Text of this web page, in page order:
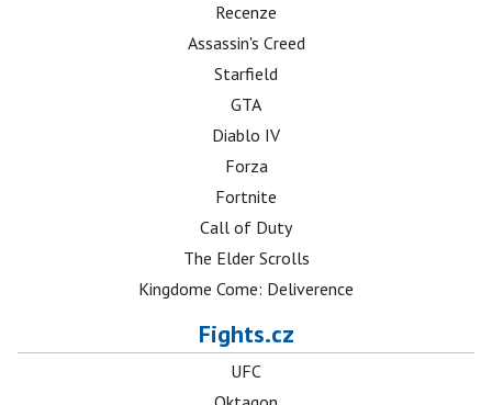
Recenze
Assassin's Creed
Starfield
GTA
Diablo IV
Forza
Fortnite
Call of Duty
The Elder Scrolls
Kingdome Come: Deliverence
Fights.cz
UFC